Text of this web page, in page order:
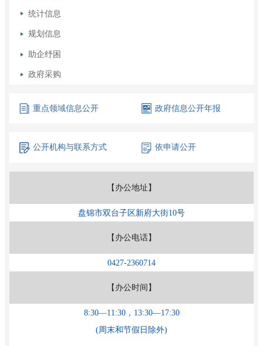
统计信息
规划信息
助企纾困
政府采购
重点领域信息公开 政府信息公开年报
公开机构与联系方式 依申请公开
【办公地址】
盘锦市双台子区新府大街10号
【办公电话】
0427-2360714
【办公时间】
8:30—11:30，13:30—17:30
(周末和节假日除外)